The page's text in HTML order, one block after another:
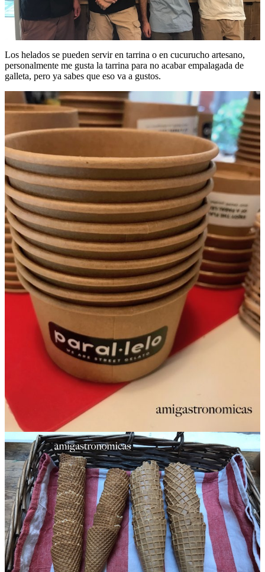
Los helados se pueden servir en tarrina o en cucurucho artesano,
personalmente me gusta la tarrina para no acabar empalagada de
galleta, pero ya sabes que eso va a gustos.